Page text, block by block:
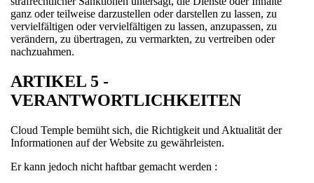
ganz oder teilweise darzustellen oder darstellen zu lassen, zu
vervielfältigen oder vervielfältigen zu lassen, anzupassen, zu
verändern, zu übertragen, zu vermarkten, zu vertreiben oder
nachzuahmen.
ARTIKEL 5 -
VERANTWORTLICHKEITEN
Cloud Temple bemüht sich, die Richtigkeit und Aktualität der
Informationen auf der Website zu gewährleisten.
Er kann jedoch nicht haftbar gemacht werden :